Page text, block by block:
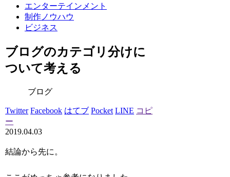
エンターテインメント
制作ノウハウ
ビジネス
ブログのカテゴリ分けに
ついて考える
ブログ
Twitter Facebook はてブ Pocket LINE コピ
ー
2019.04.03
結論から先に。